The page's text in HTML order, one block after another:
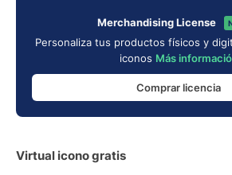
Merchandising License
Personaliza tus productos físicos y
iconos Más
Comprar licencia
Virtual icono gratis